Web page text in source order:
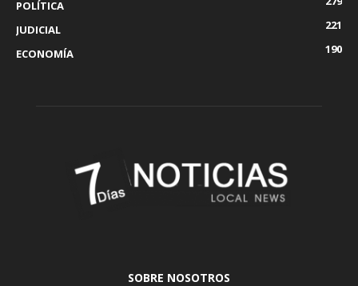
POLÍTICA
JUDICIAL
221
ECONOMÍA
190
SOBRE NOSOTROS